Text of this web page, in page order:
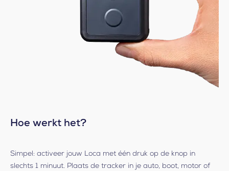
Hoe werkt het?
Simpel: activeer jouw Loca met één druk op de knop in
slechts 1 minuut. Plaats de tracker in je auto, boot, motor of